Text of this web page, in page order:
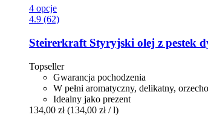
4 opcje
4.9 (62)
Steirerkraft Styryjski olej z pestek
Topseller
Gwarancja pochodzenia
W pełni aromatyczny, delikatny,
Idealny jako prezent
134,00 zł (134,00 zł / l)